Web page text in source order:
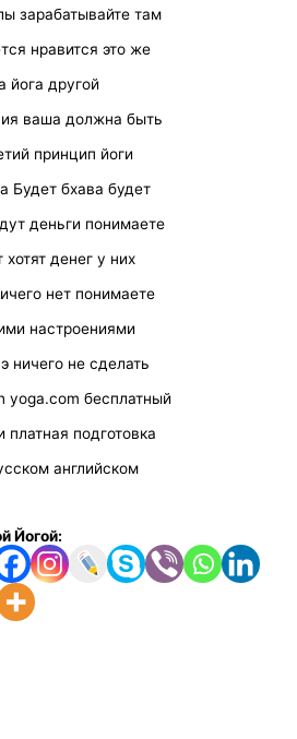
зарабатывайте там
нравится это же
йога другой
ваша должна быть
принцип йоги
Будет бхава будет
деньги понимаете
денег у них
нет понимаете
настроениями
ничего не сделать
yoga.com бесплатный
платная подготовка
английском
Йогой: